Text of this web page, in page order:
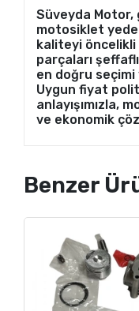
Süveyda Motor,
motosiklet
kaliteyi öncelikli
parçaları
en doğru seçimi
Uygun fiyat
anlayışımızla,
ve ekonomik
Benzer